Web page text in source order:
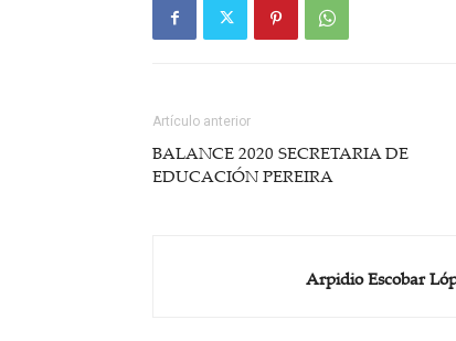
Artículo anterior
BALANCE 2020 SECRETARIA DE
EDUCACIÓN PEREIRA
Arpidio Escobar